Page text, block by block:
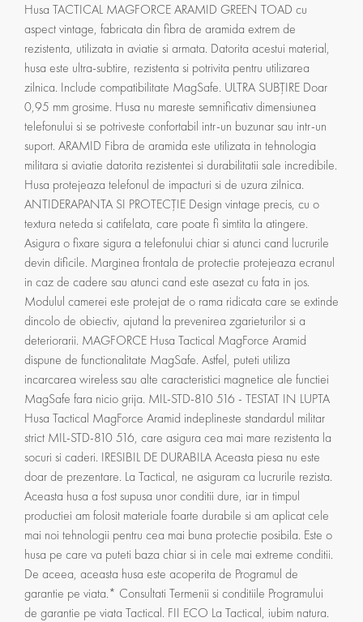
Husa TACTICAL MAGFORCE ARAMID GREEN TOAD cu
aspect vintage, fabricata din fibra de aramida extrem de
rezistenta, utilizata in aviatie si armata. Datorita acestui material,
husa este ultra-subtire, rezistenta si potrivita pentru utilizarea
zilnica. Include compatibilitate MagSafe. ULTRA SUBȚIRE Doar
0,95 mm grosime. Husa nu mareste semnificativ dimensiunea
telefonului si se potriveste confortabil intr-un buzunar sau intr-un
suport. ARAMID Fibra de aramida este utilizata in tehnologia
militara si aviatie datorita rezistentei si durabilitatii sale incredibile.
Husa protejeaza telefonul de impacturi si de uzura zilnica.
ANTIDERAPANTA SI PROTECȚIE Design vintage precis, cu o
textura neteda si catifelata, care poate fi simtita la atingere.
Asigura o fixare sigura a telefonului chiar si atunci cand lucrurile
devin dificile. Marginea frontala de protectie protejeaza ecranul
in caz de cadere sau atunci cand este asezat cu fata in jos.
Modulul camerei este protejat de o rama ridicata care se extinde
dincolo de obiectiv, ajutand la prevenirea zgarieturilor si a
deteriorarii. MAGFORCE Husa Tactical MagForce Aramid
dispune de functionalitate MagSafe. Astfel, puteti utiliza
incarcarea wireless sau alte caracteristici magnetice ale functiei
MagSafe fara nicio grija. MIL-STD-810 516 - TESTAT IN LUPTA
Husa Tactical MagForce Aramid indeplineste standardul militar
strict MIL-STD-810 516, care asigura cea mai mare rezistenta la
socuri si caderi. IRESIBIL DE DURABILA Aceasta piesa nu este
doar de prezentare. La Tactical, ne asiguram ca lucrurile rezista.
Aceasta husa a fost supusa unor conditii dure, iar in timpul
productiei am folosit materiale foarte durabile si am aplicat cele
mai noi tehnologii pentru cea mai buna protectie posibila. Este o
husa pe care va puteti baza chiar si in cele mai extreme conditii.
De aceea, aceasta husa este acoperita de Programul de
garantie pe viata.* Consultati Termenii si conditiile Programului
de garantie pe viata Tactical. FII ECO La Tactical, iubim natura.